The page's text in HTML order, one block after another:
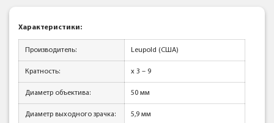
Характеристики:
Производитель: Leupold (США)
Кратность: x 3 – 9
Диаметр объектива: 50 мм
Диаметр выходного зрачка: 5,9 мм